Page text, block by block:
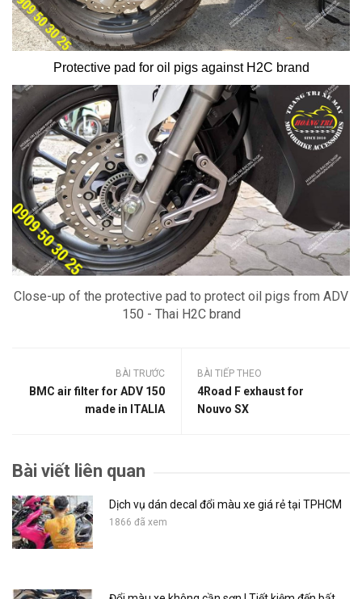
Protective pad for oil pigs against H2C brand
Close-up of the protective pad to protect oil pigs from ADV
150 - Thai H2C brand
BÀI TRƯỚC
BMC air filter for ADV 150
made in ITALIA
BÀI TIẾP THEO
4Road F exhaust for
Nouvo SX
Bài viết liên quan
Dịch vụ dán decal đổi màu xe giá rẻ tại TPHCM
1866 đã xem